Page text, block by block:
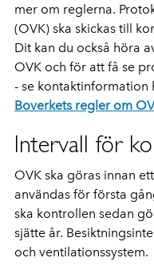
mer om reglerna.
(OVK) ska skickas till
Dit kan du också höra
OVK och för att få se
- se kontaktinformation
Boverkets regler om
Intervall för
OVK ska göras innan
användas för första
ska kontrollen sedan
sjätte år.
och ventilationssystem.